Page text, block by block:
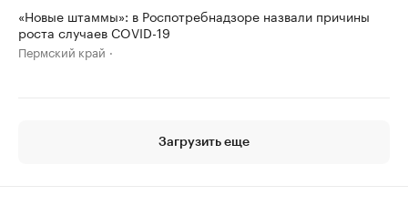
«Новые штаммы»: в Роспотребнадзоре назвали причины
роста случаев COVID-19
Пермский край
Загрузить еще